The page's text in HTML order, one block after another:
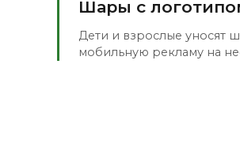
Шары с
Дети и взрослые уносят
мобильную рекламу на